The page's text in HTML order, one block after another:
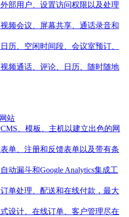
部用户、设置访问权限以及处理
频会议、屏幕共享、通话录音和
历、空闲时间段、会议室预订、
频通话、评论、日历、随时随地
站
、模板、主机以建立出色的网
单、注册和反馈表单以及带有条
动漏斗和Google Analytics集成工
单处理、配送和在线付款，最大
设计、在线订单、客户管理尽在